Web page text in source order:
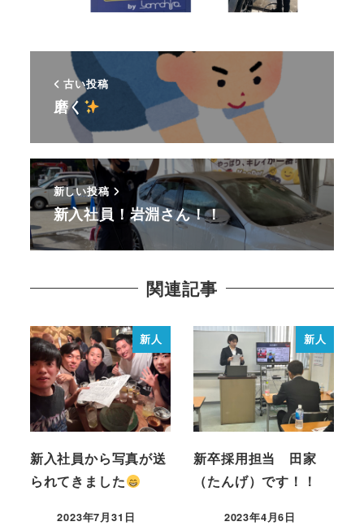
古い投稿
磨く
新しい投稿
新入社員！岩淵さん！！
関連記事
新人
新入社員から写真が送
られてきました
2023年7月31日
新人
新卒採用担当 田家
（たんげ）です！！
2023年4月6日